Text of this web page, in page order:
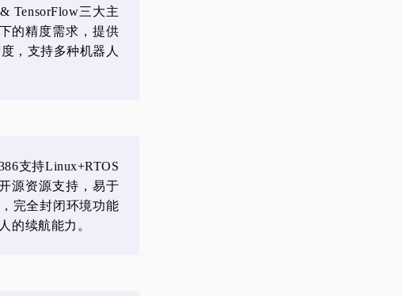
TensorFlow三大主
的精度需求，提供
，支持多种机器人
支持Linux+RTOS
源资源支持，易于
完全封闭环境功能
的续航能力。